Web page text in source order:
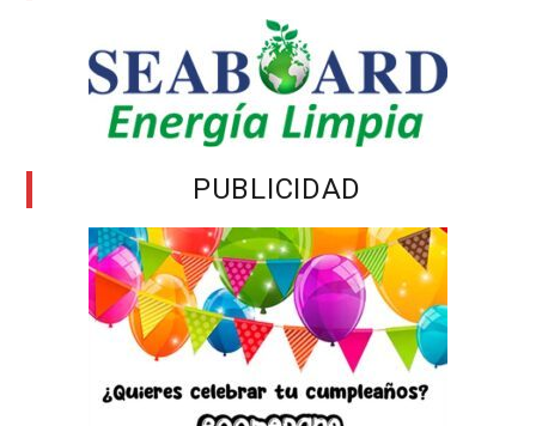
PUBLICIDAD